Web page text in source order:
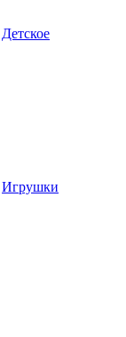
Детское
Игрушки